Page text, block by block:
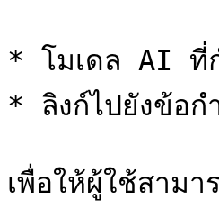
* โมเดล AI ที่ก
* ลิงก์ไปยังข้อ
เพื่อให้ผู้ใช้สามา